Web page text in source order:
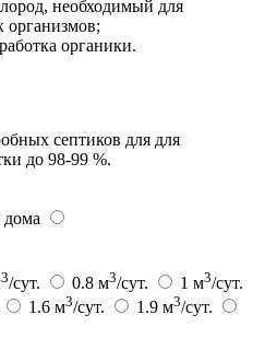
необходимый для
организмов;
органики.
септиков для для
до 98-99 %.
дома
3/сут. 0.8 м3/сут. 1 м3/сут.
1.6 м3/сут. 1.9 м3/сут.